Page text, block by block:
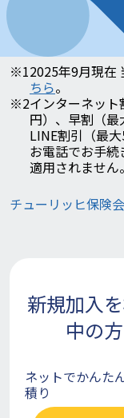
※12025年9月現在
ちら。
※2インターネッ
円）、早割（
LINE割引（最
お電話でお手
適用されません。
チューリッヒ保険
新規加入
中の方
ネットでかんた
積り